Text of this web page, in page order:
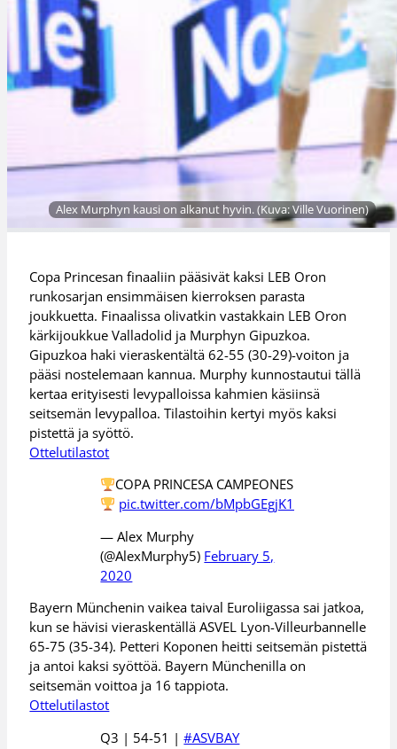
Alex Murphyn kausi on alkanut hyvin. (Kuva: Ville Vuorinen)
Copa Princesan finaaliin pääsivät kaksi LEB Oron
runkosarjan ensimmäisen kierroksen parasta
joukkuetta. Finaalissa olivatkin vastakkain LEB Oron
kärkijoukkue Valladolid ja Murphyn Gipuzkoa.
Gipuzkoa haki vieraskentältä 62-55 (30-29)-voiton ja
pääsi nostelemaan kannua. Murphy kunnostautui tällä
kertaa erityisesti levypalloissa kahmien käsiinsä
seitsemän levypalloa. Tilastoihin kertyi myös kaksi
pistettä ja syöttö.
Ottelutilastot
COPA PRINCESA CAMPEONES
pic.twitter.com/bMpbGEgjK1
— Alex Murphy
(@AlexMurphy5) February 5,
2020
Bayern Münchenin vaikea taival Euroliigassa sai jatkoa,
kun se hävisi vieraskentällä ASVEL Lyon-Villeurbannelle
65-75 (35-34). Petteri Koponen heitti seitsemän pistettä
ja antoi kaksi syöttöä. Bayern Münchenilla on
seitsemän voittoa ja 16 tappiota.
Ottelutilastot
Q3 | 54-51 |#ASVBAY